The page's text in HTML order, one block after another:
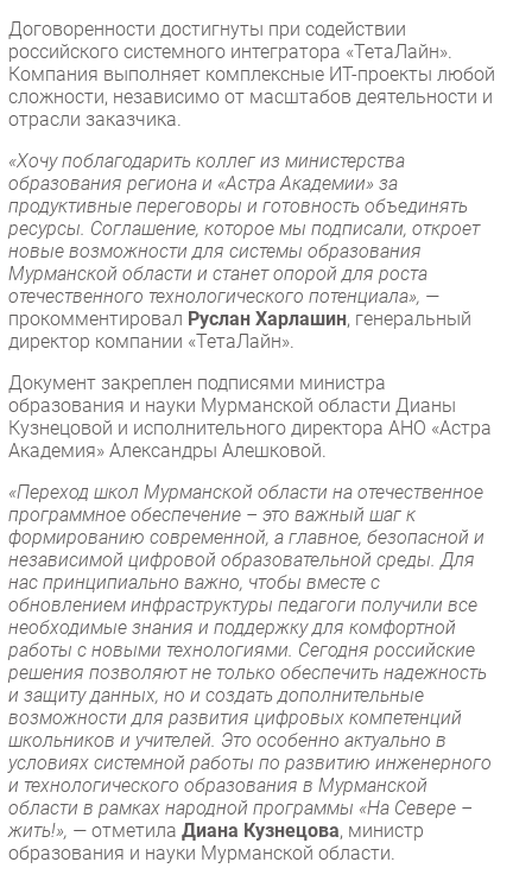
​Договоренности достигнуты при содействии
российского системного интегратора «ТетаЛайн».
Компания выполняет комплексные ИТ-проекты любой
сложности, независимо от масштабов деятельности и
отрасли заказчика.
​«Хочу поблагодарить коллег из министерства
образования региона и «Астра Академии» за
продуктивные переговоры и готовность объединять
ресурсы. Соглашение, которое мы подписали, откроет
новые возможности для системы образования
Мурманской области и станет опорой для роста
отечественного технологического потенциала», —
прокомментировал Руслан Харлашин, генеральный
директор компании «ТетаЛайн».
​Документ закреплен подписями министра
образования и науки Мурманской области Дианы
Кузнецовой и исполнительного директора АНО «Астра
Академия» Александры Алешковой.
​«Переход школ Мурманской области на отечественное
программное обеспечение – это важный шаг к
формированию современной, а главное, безопасной и
независимой цифровой образовательной среды. Для
нас принципиально важно, чтобы вместе с
обновлением инфраструктуры педагоги получили все
необходимые знания и поддержку для комфортной
работы с новыми технологиями. Сегодня российские
решения позволяют не только обеспечить надежность
и защиту данных, но и создать дополнительные
возможности для развития цифровых компетенций
школьников и учителей. Это особенно актуально в
условиях системной работы по развитию инженерного
и технологического образования в Мурманской
области в рамках народной программы «На Севере –
жить!», — отметила Диана Кузнецова, министр
образования и науки Мурманской области.